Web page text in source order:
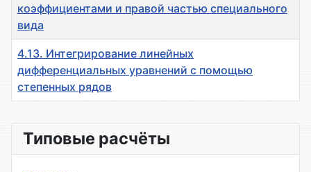
коэффициентами и правой частью специального
вида
4.13. Интегрирование линейных
дифференциальных уравнений с помощью
степенных рядов
Типовые расчёты